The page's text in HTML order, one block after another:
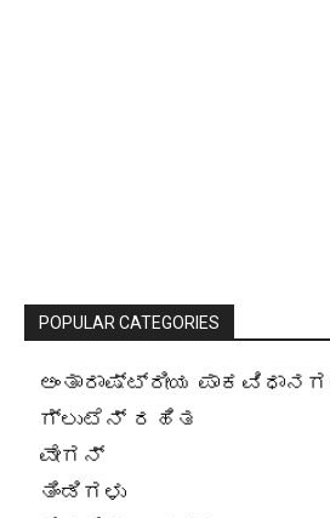
POPULAR CATEGORIES
ಅಂತಾರಾಷ್ಟ್ರೀಯ
ಗ್ಲುಟೆನ್ ರಹಿತ
ವೇಗನ್
ತಿಂಡಿಗಳು